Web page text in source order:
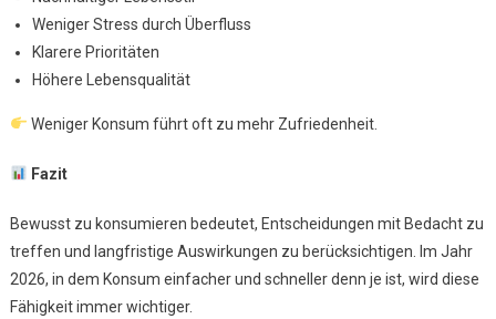
Weniger Stress durch Überfluss
Klarere Prioritäten
Höhere Lebensqualität
Weniger Konsum führt oft zu mehr Zufriedenheit.
Fazit
Bewusst zu konsumieren bedeutet, Entscheidungen mit Bedacht zu
treffen und langfristige Auswirkungen zu berücksichtigen. Im Jahr
2026, in dem Konsum einfacher und schneller denn je ist, wird diese
Fähigkeit immer wichtiger.